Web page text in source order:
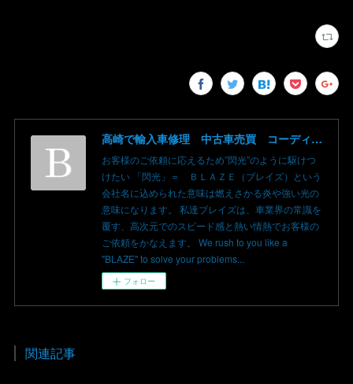
高崎で輸入車修理 中古車売買 コーディングならBLAZE（ブレイズ）へ│BLAZE Total Car Support & Modify in Takasaki Gunma
お客様のご依頼に応えるため”閃光”のように駆けつ
けたい 「閃光」＝ ＢＬＡＺＥ（ブレイズ）という
会社名に込められた意味は燃えさかる炎や強い光の
意味になります。 私達ブレイズは、車業界の常識を
覆す、高次元でのスピード感と熱い情熱でお客様の
ご依頼をかなえます。 We rush to you like a
"BLAZE" to solve your problems...
フォロー
関連記事